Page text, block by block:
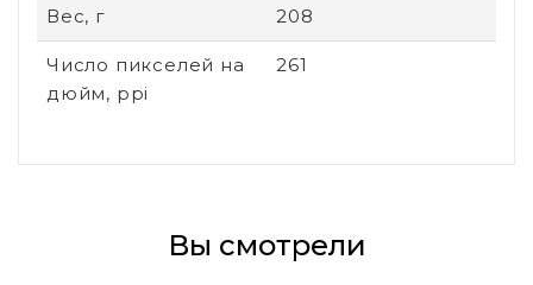
Вес, г 208
Число пикселей на
дюйм, ppi
261
Вы смотрели